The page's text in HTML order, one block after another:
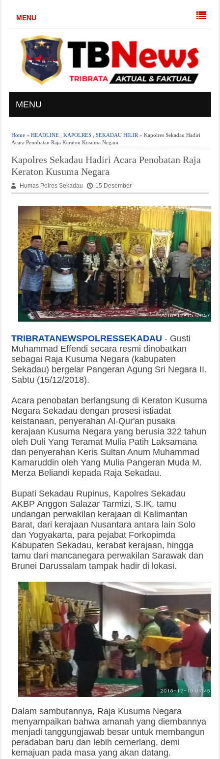
MENU
MENU
Home» HEADLINE, KAPOLRES, SEKADAU HILIR » Kapolres Sekadau Hadiri
Acara Penobatan Raja Keraton Kusuma Negara
Kapolres Sekadau Hadiri Acara Penobatan Raja
Keraton Kusuma Negara
Humas Polres Sekadau 15 Desember
TRIBRATANEWSPOLRESSEKADAU - Gusti
Muhammad Effendi secara resmi dinobatkan
sebagai Raja Kusuma Negara (kabupaten
Sekadau) bergelar Pangeran Agung Sri Negara II.
Sabtu (15/12/2018).
Acara penobatan berlangsung di Keraton Kusuma
Negara Sekadau dengan prosesi istiadat
keistanaan, penyerahan Al-Qur'an pusaka
kerajaan Kusuma Negara yang berusia 322 tahun
oleh Duli Yang Teramat Mulia Patih Laksamana
dan penyerahan Keris Sultan Anum Muhammad
Kamaruddin oleh Yang Mulia Pangeran Muda M.
Merza Beliandi kepada Raja Sekadau.
Bupati Sekadau Rupinus, Kapolres Sekadau
AKBP Anggon Salazar Tarmizi, S.IK, tamu
undangan perwakilan kerajaan di Kalimantan
Barat, dari kerajaan Nusantara antara lain Solo
dan Yogyakarta, para pejabat Forkopimda
Kabupaten Sekadau, kerabat kerajaan, hingga
tamu dari mancanegara perwakilan Sarawak dan
Brunei Darussalam tampak hadir di lokasi.
Dalam sambutannya, Raja Kusuma Negara
menyampaikan bahwa amanah yang diembannya
menjadi tanggungjawab besar untuk membangun
peradaban baru dan lebih cemerlang, demi
kemajuan pada masa yang akan datang.